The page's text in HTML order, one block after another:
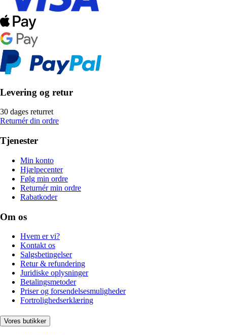
Levering og retur
30 dages returret
Returnér din ordre
Tjenester
Min konto
Hjælpecenter
Følg min ordre
Returnér min ordre
Rabatkoder
Om os
Hvem er vi?
Kontakt os
Salgsbetingelser
Retur & refundering
Juridiske oplysninger
Betalingsmetoder
Priser og forsendelsesmuligheder
Fortrolighedserklæring
Vores butikker